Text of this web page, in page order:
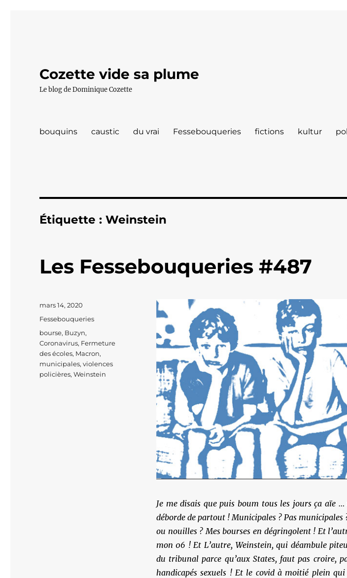
Cozette vide sa plume
Le blog de Dominique Cozette
bouquins caustic du vrai Fessebouqueries fictions kultur
Étiquette :Weinstein
Les Fessebouqueries #487
Je me disais que puis boum tous les jours ça aïe
déborde de partout ! Municipales ? Pas municipales
ou nouilles ? Mes bourses en dégringolent ! Et
mon 06 ! Et L’autre, Weinstein, qui déambule
du tribunal parce qu’aux States, faut pas croire,
handicapés sexuels ! Et le covid à moitié plein
Publié
mars 14, 2020
Catégories
Fessebouqueries
Étiquettes
bourse, Buzyn,
Coronavirus, Fermeture
des écoles, Macron,
municipales,violences
policières,Weinstein